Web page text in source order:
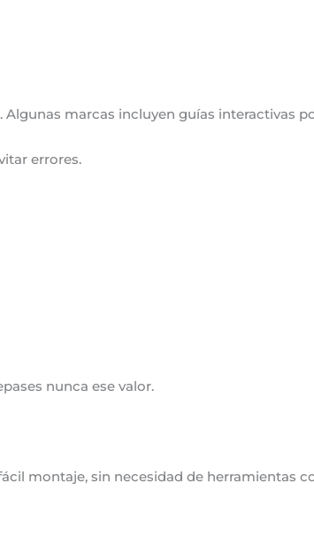
marcas incluyen guías interactivas
errores.
nunca ese valor.
montaje, sin necesidad de herramientas